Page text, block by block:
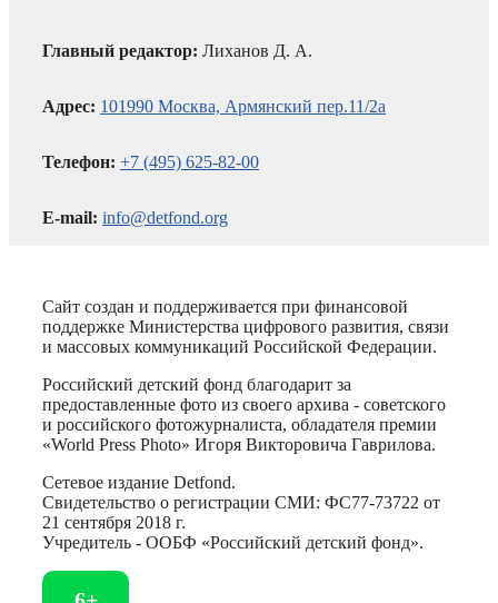
Главный редактор: Лиханов Д. А.
Адрес: 101990 Москва, Армянский пер.11/2а
Телефон: +7 (495) 625-82-00
E-mail: info@detfond.org
Сайт создан и поддерживается при финансовой
поддержке Министерства цифрового развития, связи
и массовых коммуникаций Российской Федерации.
Российский детский фонд благодарит за
предоставленные фото из своего архива - советского
и российского фотожурналиста, обладателя премии
«World Press Photo» Игоря Викторовича Гаврилова.
Сетевое издание Detfond.
Свидетельство о регистрации СМИ: ФС77-73722 от
21 сентября 2018 г.
Учредитель - ООБФ «Российский детский фонд».